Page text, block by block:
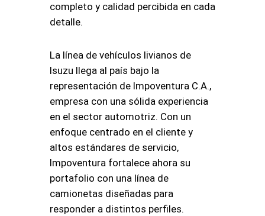
completo y calidad percibida en cada
detalle.
La línea de vehículos livianos de
Isuzu llega al país bajo la
representación de Impoventura C.A.,
empresa con una sólida experiencia
en el sector automotriz. Con un
enfoque centrado en el cliente y
altos estándares de servicio,
Impoventura fortalece ahora su
portafolio con una línea de
camionetas diseñadas para
responder a distintos perfiles.